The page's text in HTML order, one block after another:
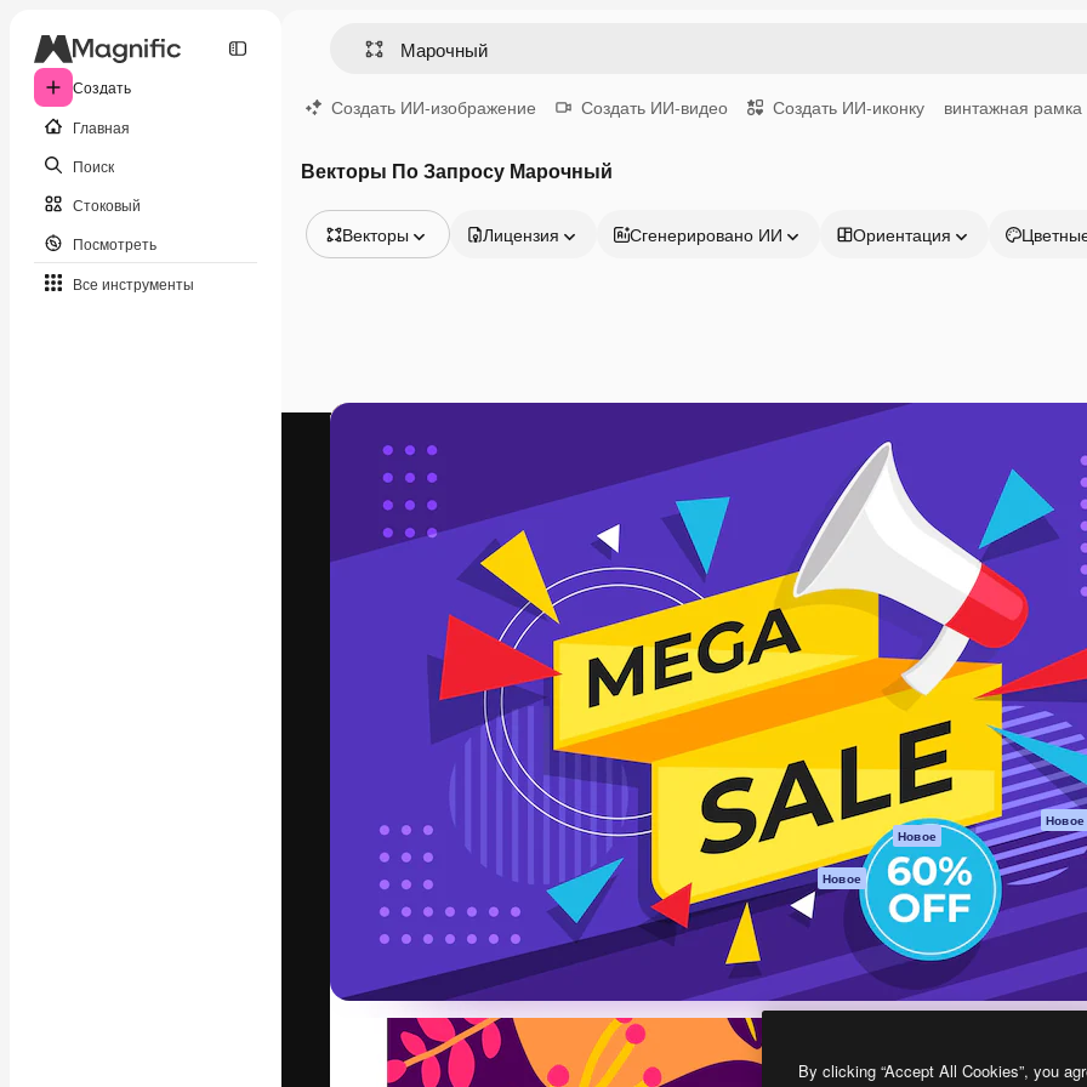
Создать
Главная
Поиск
Стоковый
Посмотреть
Все инструменты
Создать ИИ-изображение Создать ИИ-видео Создать ИИ-иконку винтажная рамка
Векторы По Запросу Марочный
Векторы
Видео
Моушн-дизайн
Видеошаблоны
3D-модели
Лицензия Сгенерировано ИИ Ориентация
Креативная платформа для создания
ваших лучших работ. Более 1 миллиона
подписчиков среди креаторов,
предприятий, агентств и студий.
Продукция
Spaces
ИИ-помощник
Генератор
изображений ИИ
Генератор видео
Генератор голоса
на основе ИИ
Стоковый контент
MCP для
Claude/ChatGPT
Новое
Агенты Новое
API
Мобильное
приложение
Все инструменты
Magnific
Начать
Academy
Документация
Пакету ИИ
Служба
поддержки
Условия и
положения
Политика
Оригиналы Новое
Политика
cookie
Центр доверия
Партнеры
Предприятие
By clicking “Accept All Cookies”, you